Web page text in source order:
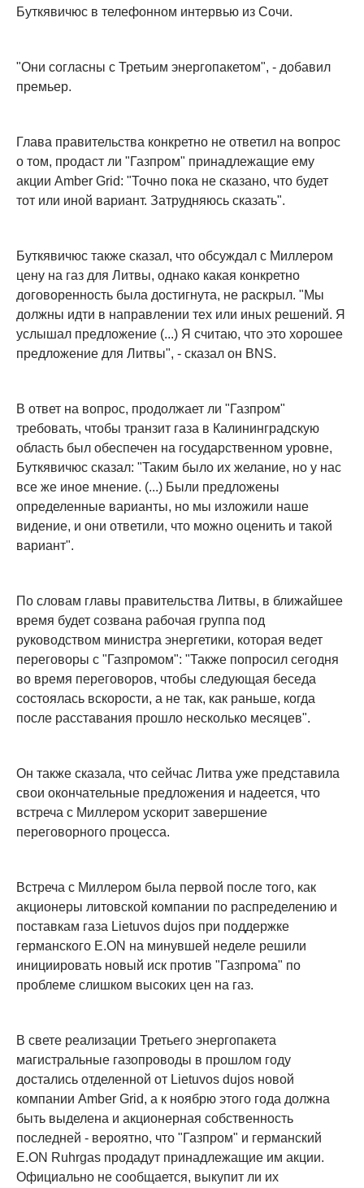
Буткявичюс в телефонном интервью из Сочи.
"Они согласны с Третьим энергопакетом", - добавил
премьер.
Глава правительства конкретно не ответил на вопрос
о том, продаст ли "Газпром" принадлежащие ему
акции Amber Grid: "Точно пока не сказано, что будет
тот или иной вариант. Затрудняюсь сказать".
Буткявичюс также сказал, что обсуждал с Миллером
цену на газ для Литвы, однако какая конкретно
договоренность была достигнута, не раскрыл. "Мы
должны идти в направлении тех или иных решений. Я
услышал предложение (...) Я считаю, что это хорошее
предложение для Литвы", - сказал он BNS.
В ответ на вопрос, продолжает ли "Газпром"
требовать, чтобы транзит газа в Калининградскую
область был обеспечен на государственном уровне,
Буткявичюс сказал: "Таким было их желание, но у нас
все же иное мнение. (...) Были предложены
определенные варианты, но мы изложили наше
видение, и они ответили, что можно оценить и такой
вариант".
По словам главы правительства Литвы, в ближайшее
время будет созвана рабочая группа под
руководством министра энергетики, которая ведет
переговоры с "Газпромом": "Также попросил сегодня
во время переговоров, чтобы следующая беседа
состоялась вскорости, а не так, как раньше, когда
после расставания прошло несколько месяцев".
Он также сказала, что сейчас Литва уже представила
свои окончательные предложения и надеется, что
встреча с Миллером ускорит завершение
переговорного процесса.
Встреча с Миллером была первой после того, как
акционеры литовской компании по распределению и
поставкам газа Lietuvos dujos при поддержке
германского E.ON на минувшей неделе решили
инициировать новый иск против "Газпрома" по
проблеме слишком высоких цен на газ.
В свете реализации Третьего энергопакета
магистральные газопроводы в прошлом году
достались отделенной от Lietuvos dujos новой
компании Amber Grid, а к ноябрю этого года должна
быть выделена и акционерная собственность
последней - вероятно, что "Газпром" и германский
E.ON Ruhrgas продадут принадлежащие им акции.
Официально не сообщается, выкупит ли их